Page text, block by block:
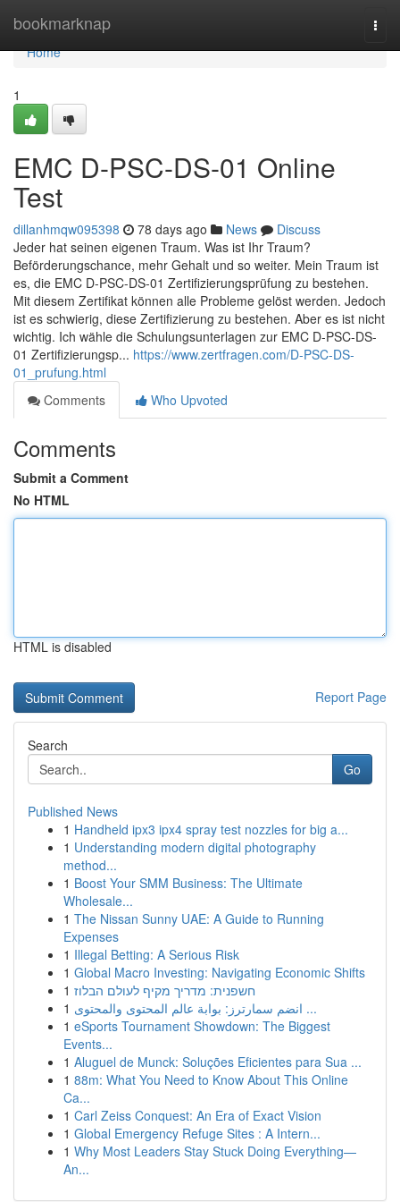
bookmarknap
Home
Home
1
EMC D-PSC-DS-01 Online
Test
dillanhmqw095398 78 days ago News
Discuss
Jeder hat seinen eigenen Traum. Was ist Ihr Traum?
Beförderungschance, mehr Gehalt und so weiter. Mein Traum ist
es, die EMC D-PSC-DS-01 Zertifizierungsprüfung zu bestehen.
Mit diesem Zertifikat können alle Probleme gelöst werden. Jedoch
ist es schwierig, diese Zertifizierung zu bestehen. Aber es ist nicht
wichtig. Ich wähle die Schulungsunterlagen zur EMC D-PSC-DS-
01 Zertifizierungsp... https://www.zertfragen.com/D-PSC-DS-
01_prufung.html
Comments
Who Upvoted
Comments
Submit a Comment
No HTML
HTML is disabled
Report Page
Search
Go
Published News
1 Handheld ipx3 ipx4 spray test nozzles for big a...
1 Understanding modern digital photography
method...
1 Boost Your SMM Business: The Ultimate
Wholesale...
1 The Nissan Sunny UAE: A Guide to Running
Expenses
1 Illegal Betting: A Serious Risk
1 Global Macro Investing: Navigating Economic Shifts
1 חשפנית: מדריך מקיף לעולם הבלוז
1
انضم سمارترز: بوابة عالم المحتوى والمحتوى ...
1 eSports Tournament Showdown: The Biggest
Events...
1 Aluguel de Munck: Soluções Eficientes para Sua ...
1 88m: What You Need to Know About This Online
Ca...
1 Carl Zeiss Conquest: An Era of Exact Vision
1 Global Emergency Refuge Sites : A Intern...
1 Why Most Leaders Stay Stuck Doing Everything—
An...